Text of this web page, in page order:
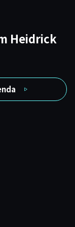
Heidrick